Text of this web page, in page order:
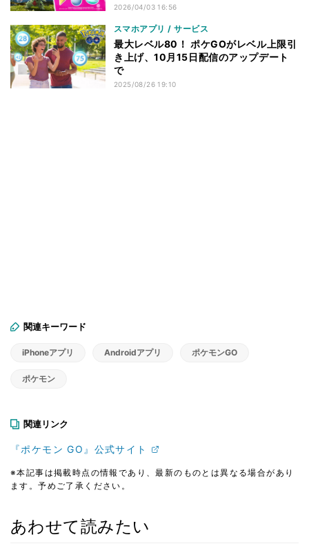
2026/04/03 16:56
スマホアプリ / サービス
最大レベル80！ ポケGOがレベル上限引
き上げ、10月15日配信のアップデート
で
2025/08/26 19:10
関連キーワード
iPhoneアプリ Androidアプリ ポケモンGO
ポケモン
関連リンク
『ポケモン GO』公式サイト
※本記事は掲載時点の情報であり、最新のものとは異なる場合があり
ます。予めご了承ください。
あわせて読みたい